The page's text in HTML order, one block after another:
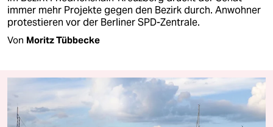
immer mehr Projekte gegen den Bezirk durch. Anwohner
protestieren vor der Berliner SPD-Zentrale.
Von Moritz Tübbecke